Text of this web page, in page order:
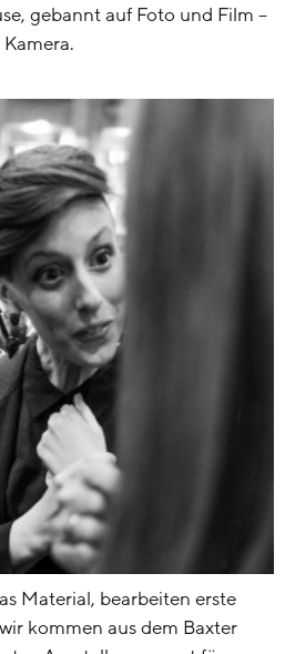
gebannt auf Foto und Film –
Material, bearbeiten erste
kommen aus dem Baxter